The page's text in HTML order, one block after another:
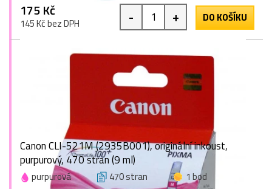
175 Kč
145 Kč bez DPH - + DO KOŠÍKU
Canon CLI-521M (2935B001), originální inkoust,
purpurový, 470 stran (9 ml)
purpurová 470 stran
1 bod